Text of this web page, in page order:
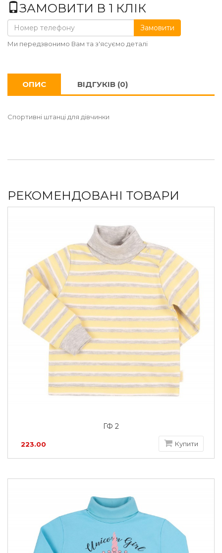
ЗАМОВИТИ В 1 КЛІК
Замовити
Ми передзвонимо Вам та з'ясуємо деталі
ОПИС ВІДГУКІВ (0)
Спортивні штанці для дівчинки
РЕКОМЕНДОВАНІ ТОВАРИ
ГФ 2
223.00 Купити